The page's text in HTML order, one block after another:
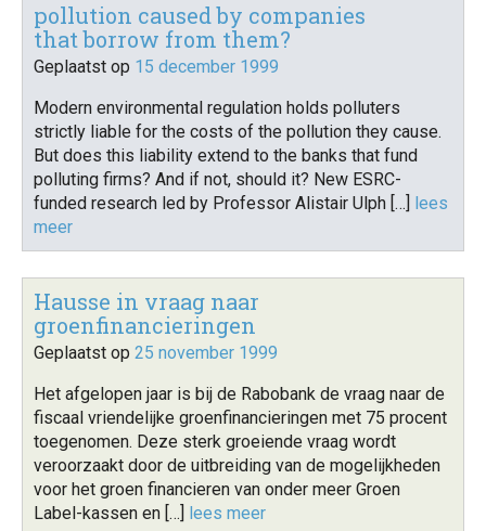
pollution caused by companies
that borrow from them?
Geplaatst op 15 december 1999
Modern environmental regulation holds polluters
strictly liable for the costs of the pollution they cause.
But does this liability extend to the banks that fund
polluting firms? And if not, should it? New ESRC-
funded research led by Professor Alistair Ulph […] lees
meer
Hausse in vraag naar
groenfinancieringen
Geplaatst op 25 november 1999
Het afgelopen jaar is bij de Rabobank de vraag naar de
fiscaal vriendelijke groenfinancieringen met 75 procent
toegenomen. Deze sterk groeiende vraag wordt
veroorzaakt door de uitbreiding van de mogelijkheden
voor het groen financieren van onder meer Groen
Label-kassen en […] lees meer